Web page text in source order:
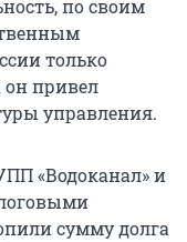
по своим
только
он привел
управления.
«Водоканал» и
сумму долга